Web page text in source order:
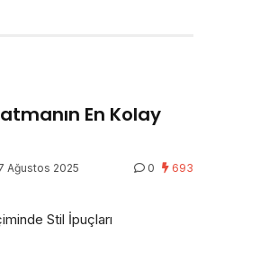
En Kolay
Ağustos 2025 0 693